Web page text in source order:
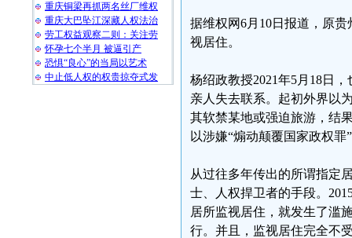
重庆铜梁再抓两名丝厂维权
重庆大巴坠江深藏人权法治
劳工权益观察二则：关注劳
怀孕七个半月 被逼引产
恐惧“良心”的当局以艺术
中止低人权的权贵掠夺式发
据维权网6月10日报道，原
视居住。
杨绍政教授2021年5月18日
亲人失去联系。起初外界以
其软禁某地或强迫旅游，结
以涉嫌“煽动颠覆国家政权
从过往多年传出的所谓指定
士、人权捍卫者的手段。
居所监视居住，就发生了滥
行。并且，监视居住完全不